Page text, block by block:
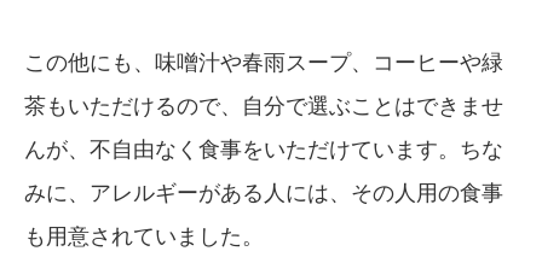
この他にも、味噌汁や春雨スープ、コーヒーや緑
茶もいただけるので、自分で選ぶことはできませ
んが、不自由なく食事をいただけています。ちな
みに、アレルギーがある人には、その人用の食事
も用意されていました。